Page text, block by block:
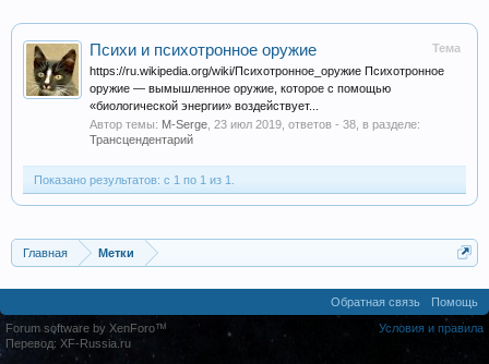
Тема
Психи и психотронное оружие
https://ru.wikipedia.org/wiki/Психотронное_оружие Психотронное
оружие — вымышленное оружие, которое с помощью
«биологической энергии» воздействует...
Автор темы: M-Serge 23 июл 2019 , ответов - 38, в разделе:
Трансцендентарий
Показано результатов: с 1 по 1 из 1.
Главная Метки
Обратная связь
Помощь
Условия и правила
Forum software by XenForo™
Перевод: XF-Russia.ru